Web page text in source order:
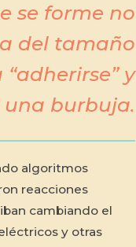
se forme no
del tamaño
y
burbuja.
algoritmos
reacciones
cambiando el
y otras